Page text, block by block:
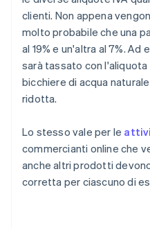
clienti. Non appena
molto probabile che una
al 19% e un'altra al 7%.
sarà tassato con l'aliquota
bicchiere di acqua
ridotta.
Lo stesso vale per le
commercianti online che
anche altri prodotti
corretta per ciascuno di